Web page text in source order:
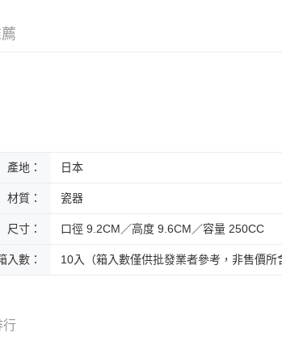
產地： 日本
材質： 瓷器
尺寸： 口徑 9.2CM／高度 9.6CM／容量 250CC
入數： 10入（箱入數僅供批發業者參考，非售價所
行